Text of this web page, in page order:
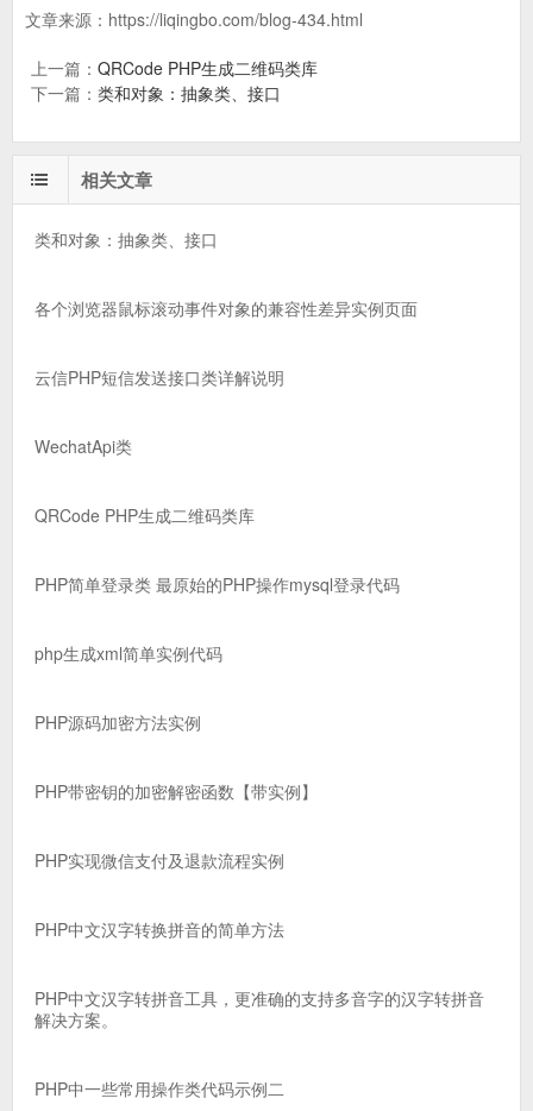
文章来源： https://liqingbo.com/blog-434.html
上一篇： QRCode PHP生成二维码类库
下一篇： 类和对象：抽象类、接口
相关文章
类和对象：抽象类、接口
各个浏览器鼠标滚动事件对象的兼容性差异实例页面
云信PHP短信发送接口类详解说明
WechatApi类
QRCode PHP生成二维码类库
PHP简单登录类 最原始的PHP操作mysql登录代码
php生成xml简单实例代码
PHP源码加密方法实例
PHP带密钥的加密解密函数【带实例】
PHP实现微信支付及退款流程实例
PHP中文汉字转换拼音的简单方法
PHP中文汉字转拼音工具，更准确的支持多音字的汉字转拼音
解决方案。
PHP中一些常用操作类代码示例二